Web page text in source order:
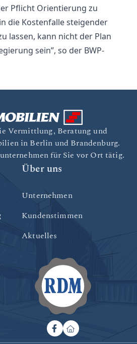
Pflicht Orientierung zu
die Kostenfalle steigender
lassen, kann nicht der Plan
sein”, so der BWP-
Vermittlung, Beratung und
in Berlin und Brandenburg.
für Sie vor Ort tätig.
Über uns
Unternehmen
Kundenstimmen
Aktuelles